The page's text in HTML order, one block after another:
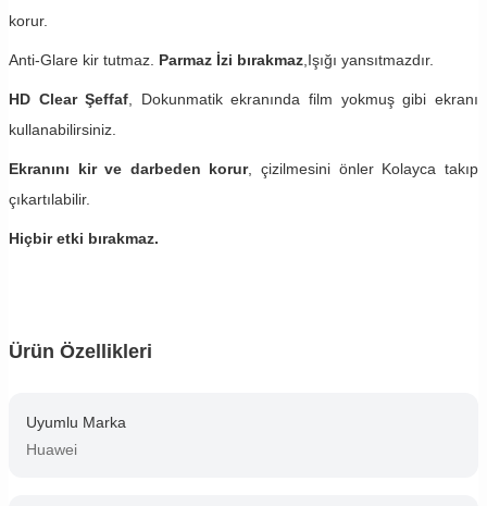
korur.
Anti-Glare kir tutmaz. Parmaz İzi bırakmaz ,Işığı yansıtmazdır.
HD Clear Şeffaf , Dokunmatik ekranında film yokmuş gibi ekranı
kullanabilirsiniz.
Ekranını kir ve darbeden korur, çizilmesini önler Kolayca takıp
çıkartılabilir.
Hiçbir etki bırakmaz.
Ürün Özellikleri
Uyumlu Marka
Huawei